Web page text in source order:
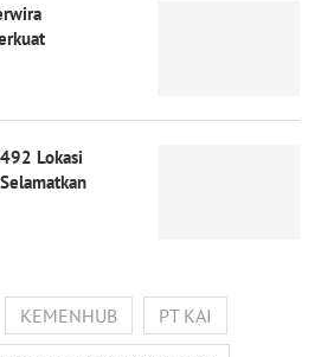
Lokasi
KEMENHUB
PT KAI